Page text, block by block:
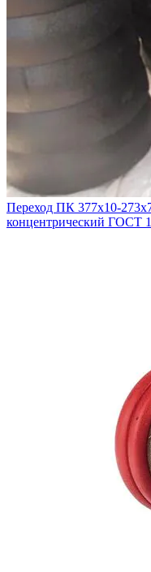
Переход ПК 377х10-
концентрический ГОСТ